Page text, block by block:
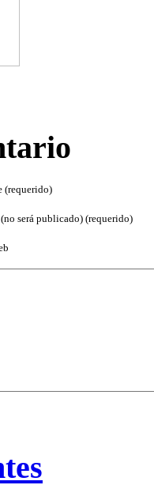
(requerido)
será publicado) (requerido)